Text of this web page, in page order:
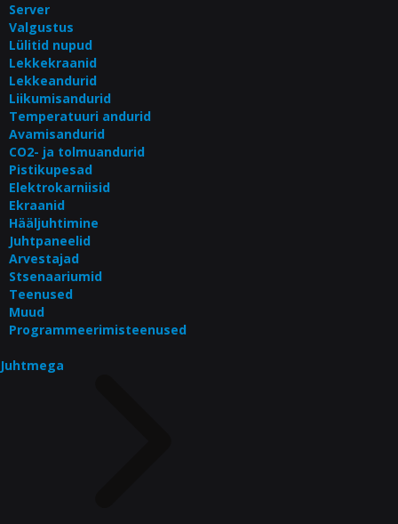
Server
Valgustus
Lülitid nupud
Lekkekraanid
Lekkeandurid
Liikumisandurid
Temperatuuri andurid
Avamisandurid
CO2- ja tolmuandurid
Pistikupesad
Elektrokarniisid
Ekraanid
Hääljuhtimine
Juhtpaneelid
Arvestajad
Stsenaariumid
Teenused
Muud
Programmeerimisteenused
Juhtmega